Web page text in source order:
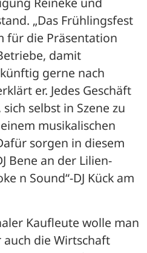
„Das Frühlingsfest
für die Präsentation
damit
gerne nach
er. Jedes Geschäft
selbst in Szene zu
musikalischen
sorgen in diesem
Bene an der Lilien-
n Sound“-DJ Kück am
Kaufleute wolle man
die Wirtschaft